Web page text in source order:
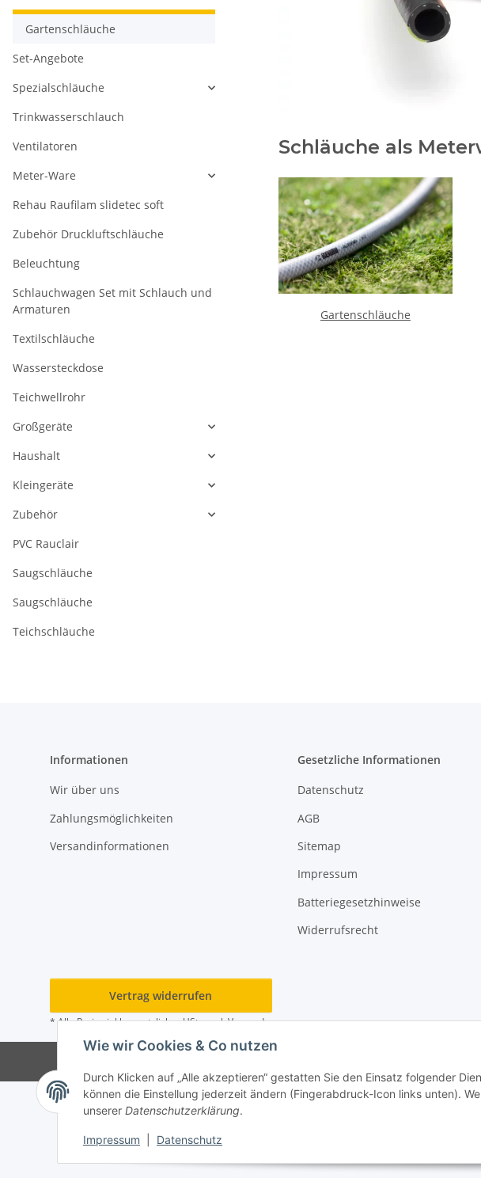
Wie wir Cookies & Co nutzen
Durch Klicken auf „Alle akzeptieren“ gestatten Sie den Einsatz folgender
können die Einstellung jederzeit ändern (Fingerabdruck-Icon links unten).
unserer Datenschutzerklärung.
Impressum Datenschutz
Schläuche als
Gartenschläuche
Gartenschläuche
Set-Angebote
Spezialschläuche
Trinkwasserschlauch
Ventilatoren
Meter-Ware
Rehau Raufilam slidetec soft
Zubehör Druckluftschläuche
Beleuchtung
Schlauchwagen Set mit Schlauch und
Armaturen
Textilschläuche
Wassersteckdose
Teichwellrohr
Großgeräte
Haushalt
Kleingeräte
Zubehör
PVC Rauclair
Saugschläuche
Saugschläuche
Teichschläuche
Informationen
Wir über uns
Zahlungsmöglichkeiten
Versandinformationen
Gesetzliche Informationen
Datenschutz
AGB
Sitemap
Impressum
Batteriegesetzhinweise
Widerrufsrecht
Vertrag widerrufen
* Alle Preise inkl. gesetzlicher USt., zzgl.Versand